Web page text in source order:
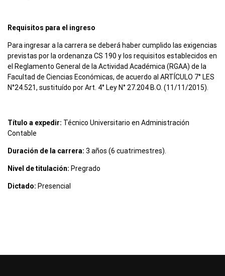
Requisitos para el ingreso
Para ingresar a la carrera se deberá haber cumplido las exigencias
previstas por la ordenanza CS 190 y los requisitos establecidos en
el Reglamento General de la Actividad Académica (RGAA) de la
Facultad de Ciencias Económicas, de acuerdo al ARTÍCULO 7° LES
N°24.521, sustituído por Art. 4° Ley N° 27.204 B.O. (11/11/2015).
Título a expedir: Técnico Universitario en Administración
Contable
Duración de la carrera: 3 años (6 cuatrimestres).
Nivel de titulación: Pregrado
Dictado: Presencial